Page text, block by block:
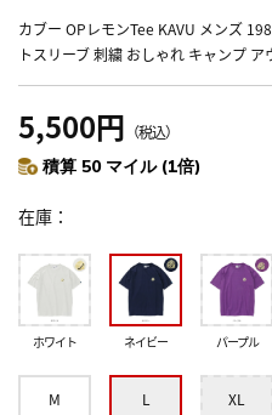
カブー OPレモンTee KAVU メンズ
トスリーブ 刺繍 おしゃれ キャンプ ア
5,500円 （税込）
積算 50 マイル (1倍)
在庫
ホワイト ネイビー パープル
M L XL